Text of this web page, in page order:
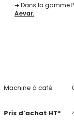
➜ Dans la gamme
Aevar.
Machine à café
Prix d’achat HT*